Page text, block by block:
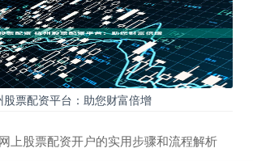
票配资平台：助您财富倍增
上股票配资开户的实用步骤和流程解析